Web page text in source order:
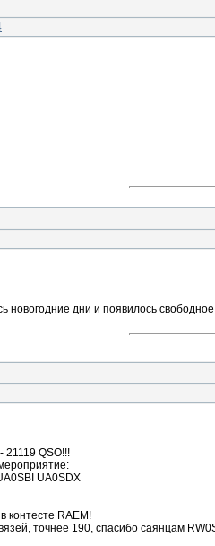
новогодние дни и появилось
21119 QSO!!!
UA0SDX
контесте RAEM!
точнее 190, спасибо саянцам